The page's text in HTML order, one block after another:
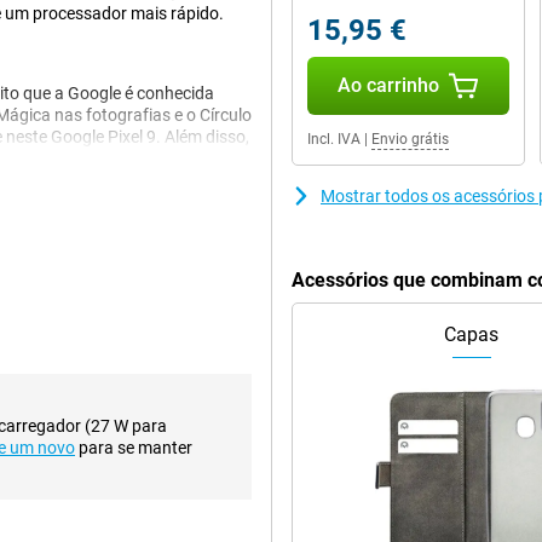
processador mais rápido.
que a Google é conhecida
nas fotografias e o Círculo
Google Pixel 9. Além disso,
é ter todas as suas
Isso passou de 12MP
Como resultado, caberá
resolução de 10,5
(27 W para
um novo para se manter
15,95 €
Ao carrinho
Incl. IVA Envio grátis
Mostrar todos os acessórios
Acessórios que combinam
Capas